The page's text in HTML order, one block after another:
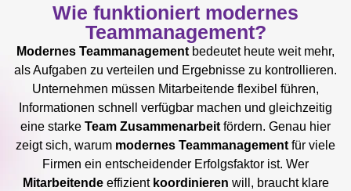
Wie funktioniert modernes
Teammanagement?
Modernes Teammanagementbedeutet heute weit mehr,
als Aufgaben zu verteilen und Ergebnisse zu kontrollieren.
Unternehmen müssen Mitarbeitende flexibel führen,
Informationen schnell verfügbar machen und gleichzeitig
eine starke Team Zusammenarbeitfördern. Genau hier
zeigt sich, warum modernes Teammanagementfür viele
Firmen ein entscheidender Erfolgsfaktor ist. Wer
Mitarbeitendeeffizient koordinieren will, braucht klare